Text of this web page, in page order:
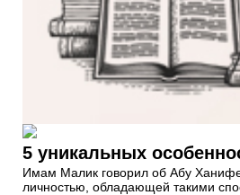
5 уникальных
Имам Малик говорил об Абу
личностью, обладающей такими